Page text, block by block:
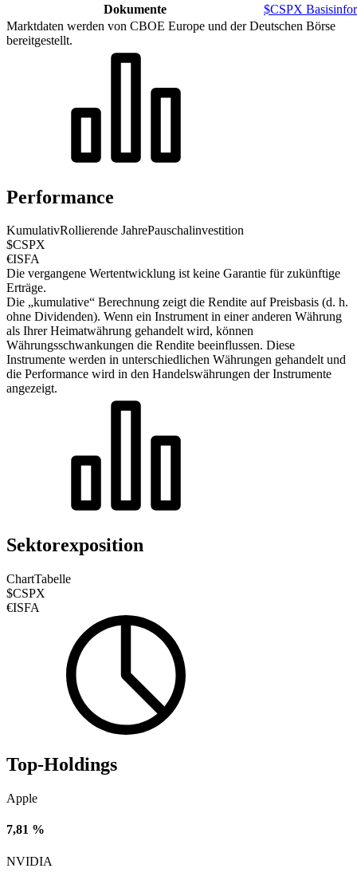
Dokumente
$CSPX
Marktdaten werden von CBOE Europe und der Deutschen Börse
bereitgestellt.
Performance
KumulativRollierende JahrePauschalinvestition
$CSPX
€ISFA
Die vergangene Wertentwicklung ist keine Garantie für zukünftige
Erträge.
Die „kumulative“ Berechnung zeigt die Rendite auf Preisbasis (d. h.
ohne Dividenden). Wenn ein Instrument in einer anderen Währung
als Ihrer Heimatwährung gehandelt wird, können
Währungsschwankungen die Rendite beeinflussen. Diese
Instrumente werden in unterschiedlichen Währungen gehandelt und
die Performance wird in den Handelswährungen der Instrumente
angezeigt.
Sektorexposition
ChartTabelle
$CSPX
€ISFA
Top-Holdings
Apple
7,81 %
NVIDIA